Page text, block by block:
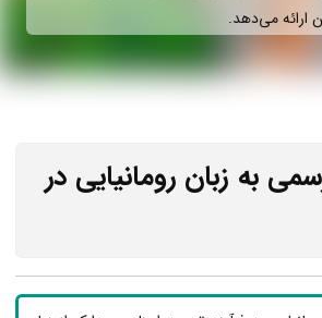
ارائه می‌دهد.
به زبان رومانیایی در